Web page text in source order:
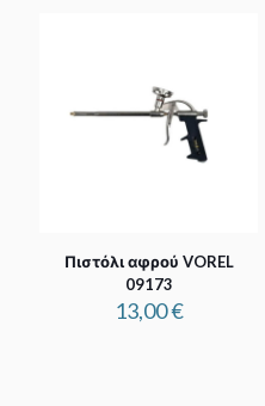
Πιστόλι αφρού VOREL
09173
13,00€